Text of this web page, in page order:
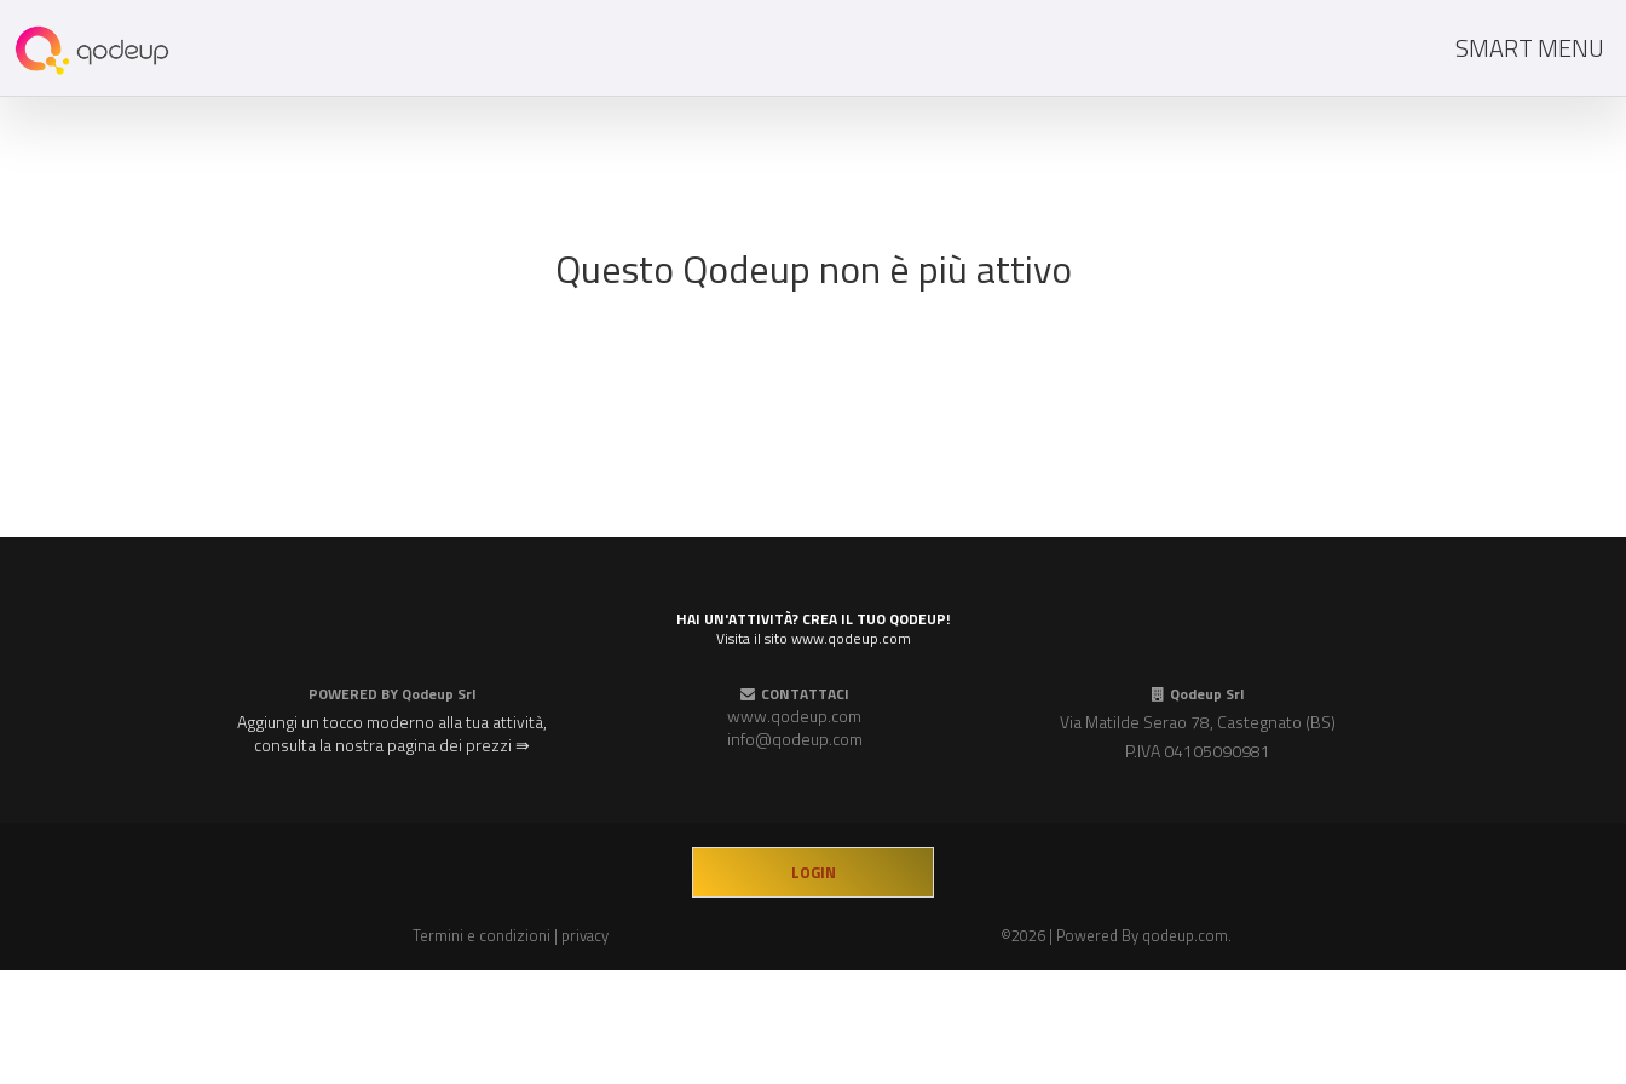
SMART MENU
Questo Qodeup non è più attivo
HAI UN'ATTIVITÀ? CREA IL TUO QODEUP!
Visita il sito www.qodeup.com
POWERED BY Qodeup Srl
Aggiungi un tocco moderno alla tua attività,
consulta la nostra pagina dei prezzi ⇛
CONTATTACI
www.qodeup.com
info@qodeup.com
Qodeup Srl
Via Matilde Serao 78, Castegnato (BS)
P.IVA 04105090981
LOGIN
Termini e condizioni | privacy ©2026 | Powered By qodeup.com.